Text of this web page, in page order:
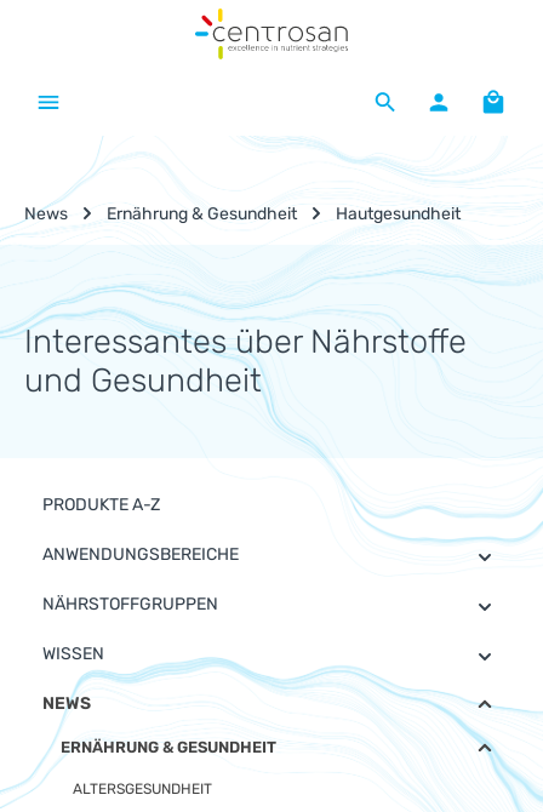
Zum Hauptinhalt springen
News Ernährung & Gesundheit Hautgesundheit
Interessantes über Nährstoffe
und Gesundheit
PRODUKTE A-Z
ANWENDUNGSBEREICHE
NÄHRSTOFFGRUPPEN
WISSEN
NEWS
ERNÄHRUNG & GESUNDHEIT
ALTERSGESUNDHEIT